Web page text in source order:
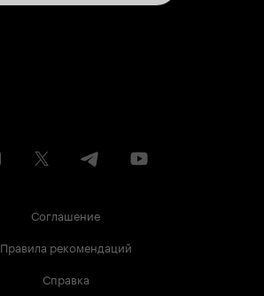
Соглашение
Правила рекомендаций
Справка